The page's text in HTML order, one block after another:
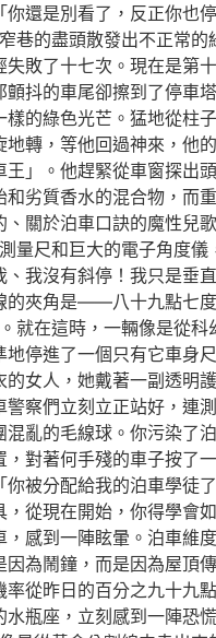
還是別看了，反正你也
巷的盡頭散發出不正常
敗了十七次。現在是第
抖的車尾卻擦到了停車
的綠色光芒。猛地從柱
轉，等他回過神來，他
」。他趕緊從車窗探出
和劣質香水的混合物，而
關於泊車口訣的魔性兒
尺和巨大的電子角度儀
我沒有斜停！我只是垂
的夾角是——八十九點七
就在這時，一輛像是從科
停進了一個只有它車身
女人，她戴著一副透明
察們立刻立正站好，連
亂的毛線球。你污染了
對著何手殘的車子按了
被分配給我的泊車學徒
從現在開始，你得學會
，感到一陣眩暈。泊車維
為鬧鐘，而是因為屋頂
從昨日的百分之九十九
瓶座，立刻感到一陣恐